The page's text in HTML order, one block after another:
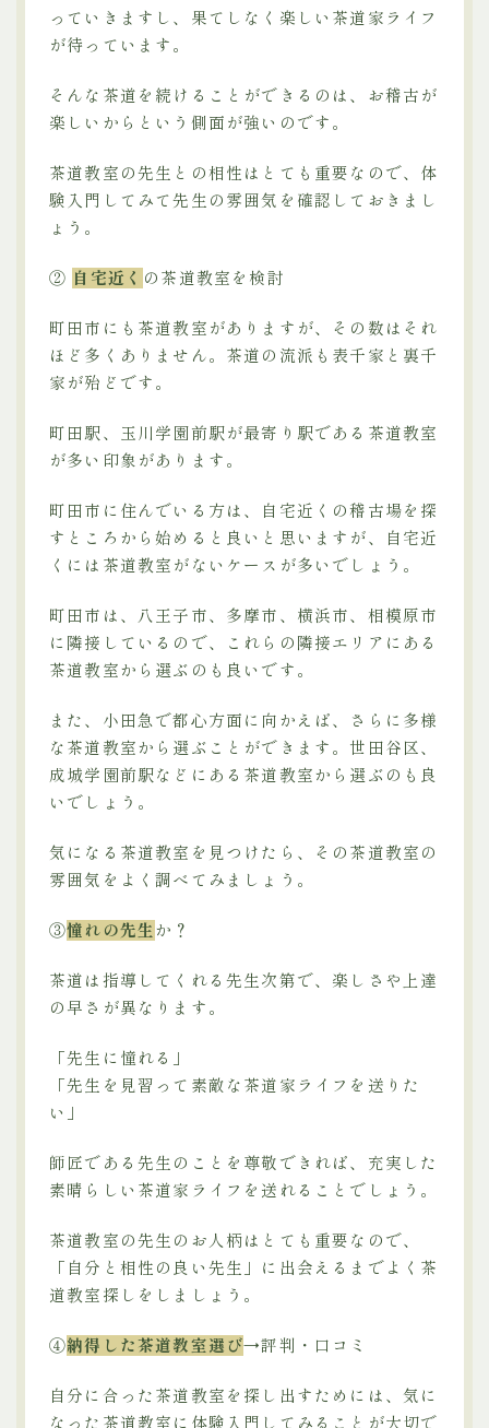
っていきますし、果てしなく楽しい茶道家ライフ
が待っています。
そんな茶道を続けることができるのは、お稽古が
楽しいからという側面が強いのです。
茶道教室の先生との相性はとても重要なので、体
験入門してみて先生の雰囲気を確認しておきまし
ょう。
② 自宅近く の茶道教室を検討
町田市にも茶道教室がありますが、その数はそれ
ほど多くありません。茶道の流派も表千家と裏千
家が殆どです。
町田駅、玉川学園前駅が最寄り駅である茶道教室
が多い印象があります。
町田市に住んでいる方は、自宅近くの稽古場を探
すところから始めると良いと思いますが、自宅近
くには茶道教室がないケースが多いでしょう。
町田市は、八王子市、多摩市、横浜市、相模原市
に隣接しているので、これらの隣接エリアにある
茶道教室から選ぶのも良いです。
また、小田急で都心方面に向かえば、さらに多様
な茶道教室から選ぶことができます。世田谷区、
成城学園前駅などにある茶道教室から選ぶのも良
いでしょう。
気になる茶道教室を見つけたら、その茶道教室の
雰囲気をよく調べてみましょう。
③憧れの先生か？
茶道は指導してくれる先生次第で、楽しさや上達
の早さが異なります。
「先生に憧れる」
「先生を見習って素敵な茶道家ライフを送りた
い」
師匠である先生のことを尊敬できれば、充実した
素晴らしい茶道家ライフを送れることでしょう。
茶道教室の先生のお人柄はとても重要なので、
「自分と相性の良い先生」に出会えるまでよく茶
道教室探しをしましょう。
④納得した茶道教室選び→評判・口コミ
自分に合った茶道教室を探し出すためには、気に
なった茶道教室に体験入門してみることが大切で